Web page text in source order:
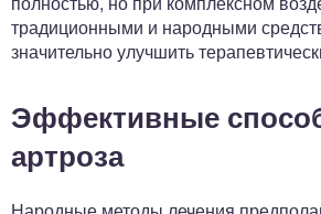
традиционными и народными
значительно улучшить
Эффективные
артроза